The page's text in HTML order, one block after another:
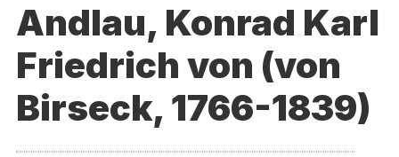
Andlau, Konrad Karl
Friedrich von (von
Birseck, 1766-1839)